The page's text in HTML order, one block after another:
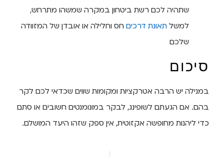
שתהיה לכם רשת ביטחון במקרה שמשהו מתרחש,
למשל תאונת דרכים חס וחלילה או אובדן של המזוודה
שלכם
סיכום
במנילה יש הרבה אטרקציות ומקומות שווים שכדאי לכם לקר
בהם. אם הגעתם לשופינג, לבקר במונומנטים חשובים או סתם
כדי ליהנות מחופשה אקזוטית, אין ספק שזהו היעד המושלם.